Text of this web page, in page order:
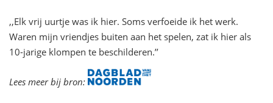
,,Elk vrij uurtje was ik hier. Soms verfoeide ik het werk.
Waren mijn vriendjes buiten aan het spelen, zat ik hier als
10-jarige klompen te beschilderen.’’
Lees meer bij bron: